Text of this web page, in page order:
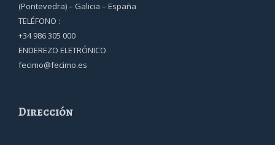
(Pontevedra) – Galicia – España
TELÉFONO :
+34 986 305 000
ENDEREZO ELETRÓNICO
fecimo@fecimo.es
Dirección